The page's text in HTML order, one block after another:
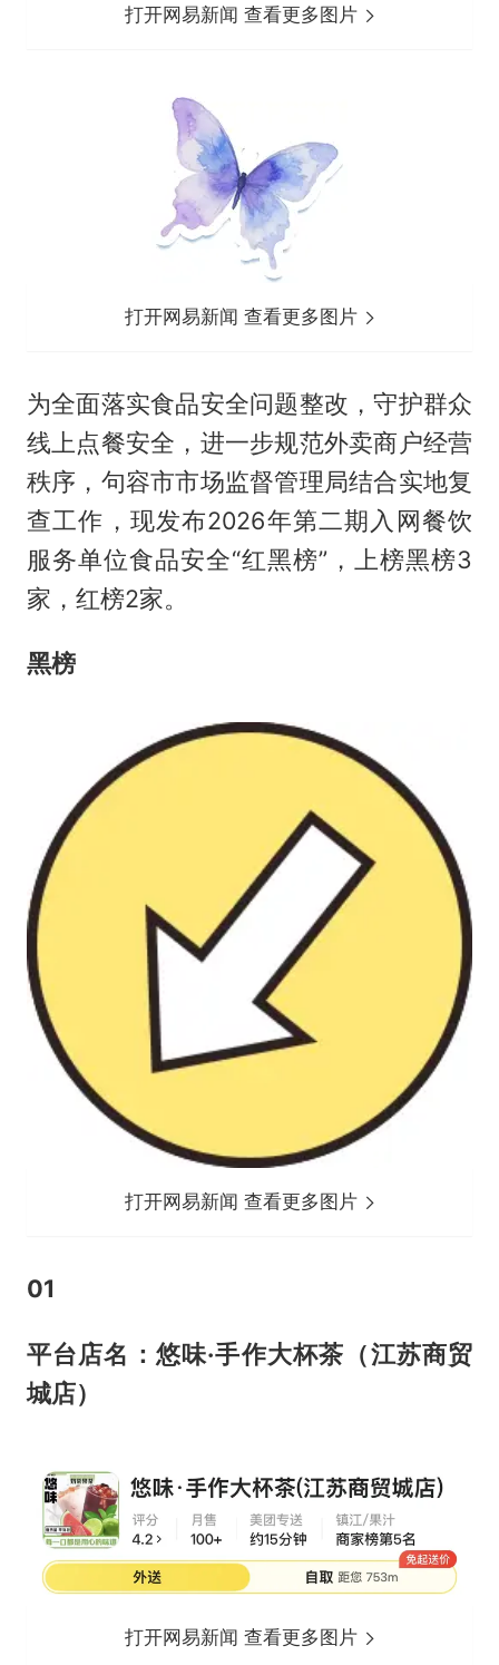
打开网易新闻 查看更多图片
打开网易新闻 查看更多图片
为全面落实食品安全问题整改，守护群众
线上点餐安全，进一步规范外卖商户经营
秩序，句容市市场监督管理局结合实地复
查工作，现发布2026年第二期入网餐饮
服务单位食品安全“红黑榜”，上榜黑榜3
家，红榜2家。
黑榜
打开网易新闻 查看更多图片
01
平台店名：悠味·手作大杯茶（江苏商贸
城店）
打开网易新闻 查看更多图片